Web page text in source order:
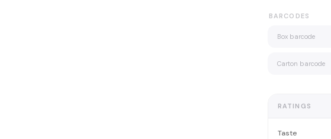
BARCODES
Box barcode
Carton barcode
RATINGS
Taste